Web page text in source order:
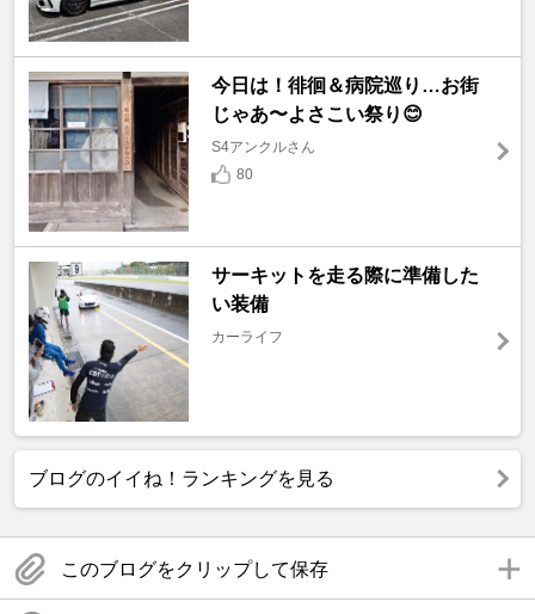
今日は！徘徊＆病院巡り…お街
じゃあ〜よさこい祭り😊
S4アンクルさん
80
サーキットを走る際に準備した
い装備
カーライフ
ブログのイイね！ランキングを見る
このブログをクリップして保存